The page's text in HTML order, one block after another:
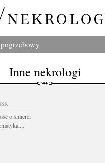
Inne nekrologi
o śmierci